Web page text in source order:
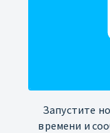
Запустите
времени и